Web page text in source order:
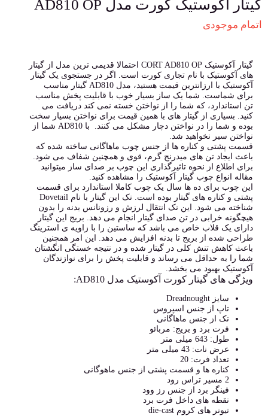
گیتار آکوستیک کورت مدل AD810 OP
اتمام موجودی
گیتار آکوستیک CORT AD810 OP احتمالا قدیمی ترین مدل از گیتار
های آکوستیک با نام تجاری کورت است. اگر در جستجوی یک گیتار
آکوستیک با ارزانترین قیمت هستید، مدل AD810 گیتار مناسب
برای شماست. شما یک ساز بسیار خوب با قابلیت پخش مناسب
تن استاندارد، که شما را از نواختن خسته نمی کند دریافت می
کنید. بسیاری از گیتار های با همین قیمت برای نواختن بسیار سخت
بوده و شما را در نواختن دچار مشکل می کنند. با AD810 شما از
نواختن سیر نخواهید شد.
قسمت پشتی و کناره ها از جنس چوب ماهاگانی ساخته شده که
باعث ایجاد تن های میدرنج گرم، قوی و همچنین شفاف می شود.
برای اطلاع از نحوه تاثیرگذاری این چوب بر صدای ساز میتوانید
مقاله انواع چوب گیتار آکوستیک را مشاهده کنید.
این چوب برای ده ها سال یک چوب کاملا استاندارد برای قسمت
پشتی و کناره های گیتار بوده است. نک این گیتار با نام Dovetail
شناخته می شود. این نک انتقال لرزش و رزونانس بدنه را بدون
هیچگونه خرابی در تن صدای گیتار انجام می دهد. بریج این گیتار
دارای یک قلاب خاص می باشد که ساستین را با زاویه ی استرینگ
طراحی شده از بریج تا بدنه افزایش می دهد. این امر همچنین
باعث کاهش تنش کلی در گیتار شده و در نتیجه خستگی انگشتان
شما را به حداقل می رساند و قابلیت پخش را برای نوازندگان
آکوستیک بهبود می بخشد.
ویژگی های گیتار کورت آکوستیک مدل AD810:
سایز Dreadnought
تاپ از جنس اسپروس
نک از جنس ماهاگانی
فرت برد و بریج: مربائو
طول: 643 میلی متر
عرض نات: 43 میلی متر
تعداد فرت: 20
کناره ها و قسمت پشتی از جنس ماهوگانی
2 مسیر تراس رود
فینگر برد از جنس رز وود
نقطه های داخل فرت برد
تیونر های کروم die-cast